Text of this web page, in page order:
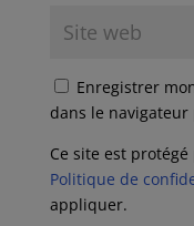
Enregistrer
dans le
Ce site est protégé
Politique de
appliquer.